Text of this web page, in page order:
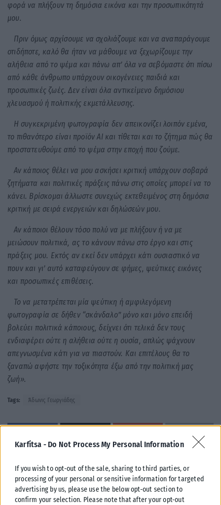
Karfitsa - Do Not Process My Personal Information
If you wish to opt-out of the sale, sharing to third parties, or
processing of your personal or sensitive information for targeted
advertising by us, please use the below opt-out section to
confirm your selection. Please note that after your opt-out
φορά να πλήξουν τη δημόσια εικόνα και την προσωπικότητά
μου.
Πριν όμως αρχίσουμε να σχολιάζουμε και να αναπαράγουμε
οτιδήποτε, καλό θα ήταν να μάθουμε να ξεχωρίζουμε την
αλήθεια από το ψέμα και πάνω απ’ όλα να σεβόμαστε ότι πίσω
από κάθε άνθρωπο υπάρχουν οικογένειες παιδιά και
προσωπικές ζωές. Δεν είναι όλα αντικείμενο δημόσιου
χλευασμού ή πολιτικής εκμετάλλευσης.
Η συγκεκριμένη φωτογραφία δεν απεικονίζει λοιπόν εμένα,
το πιθανότερο είναι προϊόν AI και τίθεται και το ζήτημα πώς θα
προστατευθούμε από το ψέμα στην εποχή που ζούμε.
Αν κάποιος θέλει να μου ασκήσει κριτική υπάρχουν σοβαρά
ζητήματα και πολιτικές πράξεις πάνω στις οποίες μπορεί να το
κάνει. Βρίσκομαι άλλωστε συνεχώς εκτεθειμένος στη δημόσια
κριτική με σειρά ενεργειών και δηλώσεών μου.
Αν κάποιοι θέλουν τόσο πολύ να με πλήξουν ή να με
μειώσουν πολιτικά, ας το κάνουν πάνω στο έργο και στις
πράξεις μου. Εκτός αν εκεί δεν υπάρχει κάτι ουσιαστικό να
πουν και γι’ αυτό καταφεύγουν σε φήμες, ψεύτικες εικόνες
και προσωπικές επιθέσεις.
Το να μετατρέπεται μία ψεύτικη ή αμφιλεγόμενη
φωτογραφία σε δήθεν “σκάνδαλο” μόνο και μόνο επειδή
βολεύει πολιτικά κάποιους, δείχνει ότι τελικά δεν τους
ενδιαφέρει ούτε η αλήθεια ούτε η ουσία, απλώς ψάχνουν
απεγνωσμένα κάτι για να πιαστούν. Και επιτέλους θα το
ξαναπώ αφήστε την τοξικότητα έξω από την πολιτική μας
ζωή».
Tags: Άδωνις Γεωργιάδης
Σχετικά Άρθρα